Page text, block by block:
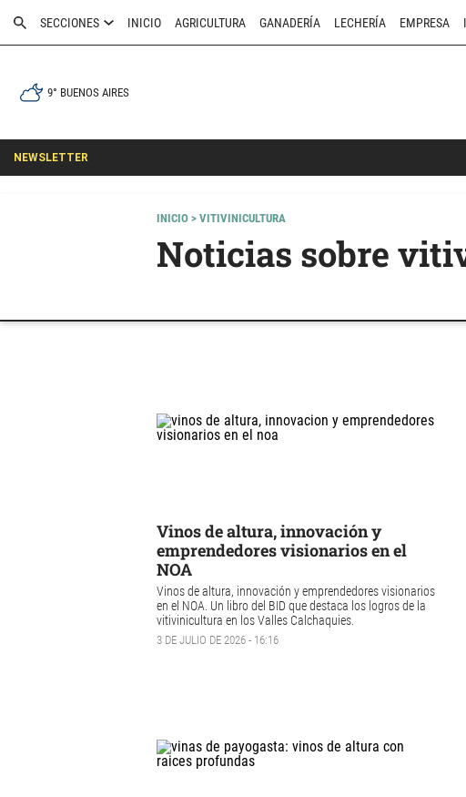
SECCIONES INICIO AGRICULTURA GANADERÍA LECHERÍA EMPRESA
9° BUENOS AIRES
NEWSLETTER
INICIO > VITIVINICULTURA
Noticias sobre
Vinos de altura, innovación y
emprendedores visionarios en el
NOA
Vinos de altura, innovación y emprendedores visionarios
en el NOA. Un libro del BID que destaca los logros de la
vitivinicultura en los Valles Calchaquies.
3 DE JULIO DE 2026 - 16:16